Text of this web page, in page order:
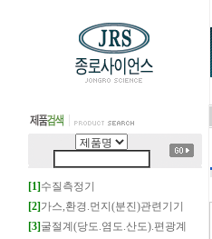
[1] 수질측정기
[2] 가스,환경.먼지(분진)관련기기
[3] 굴절계(당도.염도.산도).편광계